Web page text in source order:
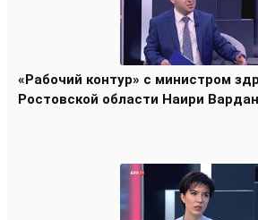
«Рабочий контур» с министром
Ростовской области Наири